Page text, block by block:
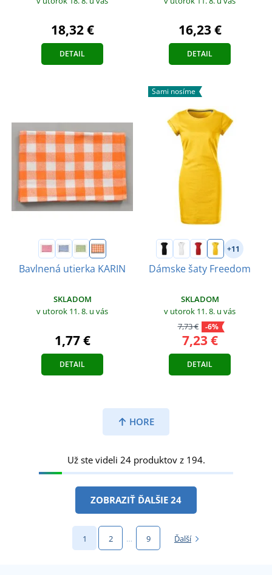
18,32 €
DETAIL
16,23 €
DETAIL
Bavlnená utierka KARIN
SKLADOM
v utorok 11. 8. u vás
1,77 €
DETAIL
Sami nosíme
+11
Dámske šaty Freedom
SKLADOM
v utorok 11. 8. u vás
7,73 €
-6%
7,23 €
DETAIL
HORE
Už ste videli 24 produktov z 194.
ZOBRAZIŤ ĎALŠIE 24
1 2 … 9 Ďalší